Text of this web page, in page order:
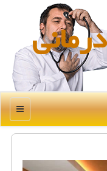
منو